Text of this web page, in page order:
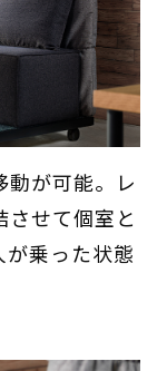
動が可能。レ
させて個室と
乗った状態